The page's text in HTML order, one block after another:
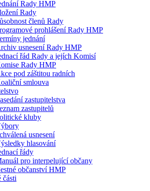
Rady HMP
Rady
členů Rady
prohlášení Rady HMP
jednání
usnesení Rady HMP
řád Rady a jejích Komisí
Rady HMP
pod záštitou radních
smlouva
zastupitelstva
zastupitelů
kluby
usnesení
hlasování
řády
pro interpelující občany
občanství HMP
části